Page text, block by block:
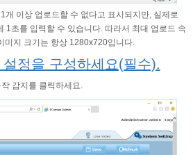
개 이상 업로드할 수 없다고 표시되지만, 실제로
1초를 입력할 수 있습니다. 따라서 최대 업로드 속
미지 크기는 항상 1280x720입니다.
정을 구성하세요(필수).
감지를 클릭하세요.